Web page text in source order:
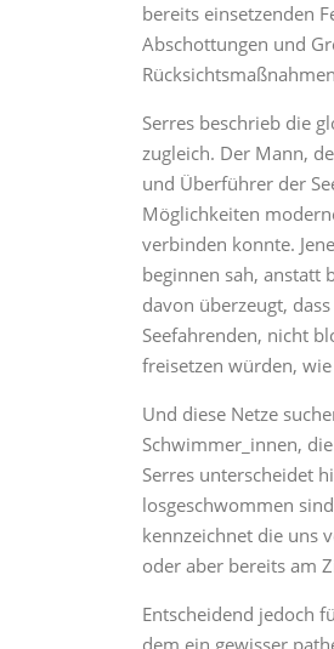
bereits einsetzenden
Abschottungen und
Serres beschrieb die
zugleich. Der Mann,
und Überführer der
Möglichkeiten
verbinden konnte.
beginnen sah, anstatt
davon überzeugt,
Seefahrenden, nicht
freisetzen würden,
Und diese Netze
Schwimmer_innen,
Serres unterscheidet
losgeschwommen
kennzeichnet die uns
oder aber bereits am
Entscheidend jedoch